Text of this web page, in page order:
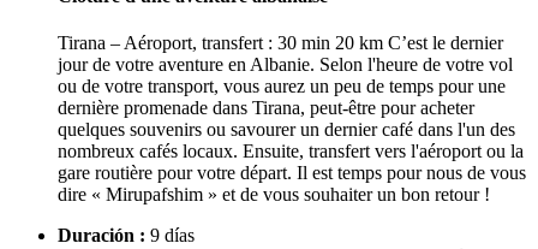
Tirana – Aéroport, transfert : 30 min 20 km C’est le dernier
jour de votre aventure en Albanie. Selon l'heure de votre vol
ou de votre transport, vous aurez un peu de temps pour une
dernière promenade dans Tirana, peut-être pour acheter
quelques souvenirs ou savourer un dernier café dans l'un des
nombreux cafés locaux. Ensuite, transfert vers l'aéroport ou la
gare routière pour votre départ. Il est temps pour nous de vous
dire « Mirupafshim » et de vous souhaiter un bon retour !
Duración : 9 días